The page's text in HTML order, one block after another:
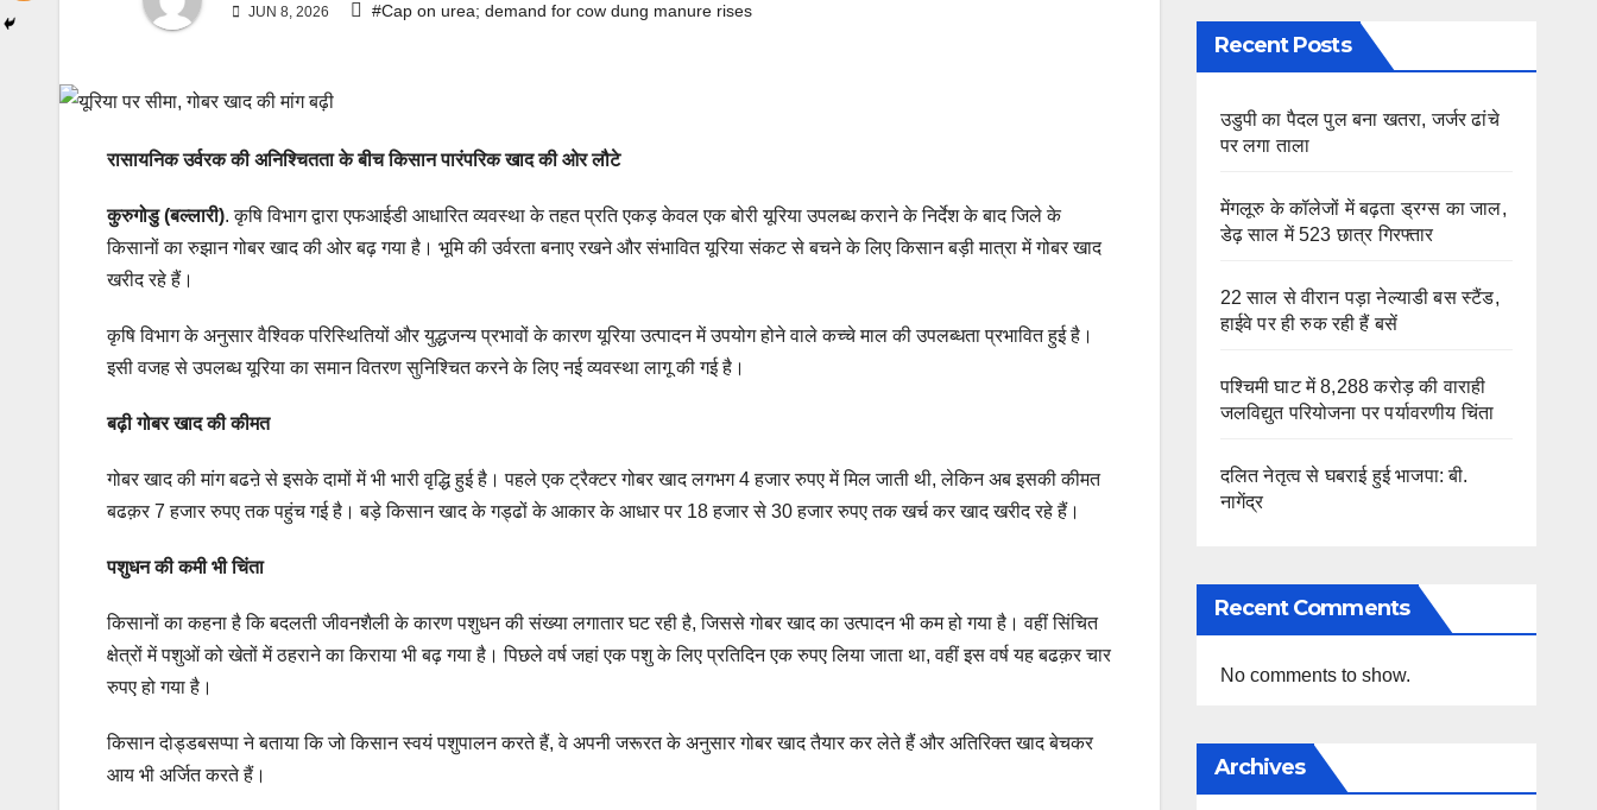
JUN 8, 2026 #Cap on urea; demand for cow dung manure rises
रासायनिक उर्वरक की अनिश्चितता के बीच किसान पारंपरिक खाद की ओर लौटे
कुरुगोडु (बल्लारी). कृषि विभाग द्वारा एफआईडी आधारित व्यवस्था के तहत प्रति एकड़ केवल एक बोरी यूरिया उपलब्ध कराने के निर्देश के बाद जिले के
किसानों का रुझान गोबर खाद की ओर बढ़ गया है। भूमि की उर्वरता बनाए रखने और संभावित यूरिया संकट से बचने के लिए किसान बड़ी मात्रा में गोबर खाद
खरीद रहे हैं।
कृषि विभाग के अनुसार वैश्विक परिस्थितियों और युद्धजन्य प्रभावों के कारण यूरिया उत्पादन में उपयोग होने वाले कच्चे माल की उपलब्धता प्रभावित हुई है।
इसी वजह से उपलब्ध यूरिया का समान वितरण सुनिश्चित करने के लिए नई व्यवस्था लागू की गई है।
बढ़ी गोबर खाद की कीमत
गोबर खाद की मांग बढऩे से इसके दामों में भी भारी वृद्धि हुई है। पहले एक ट्रैक्टर गोबर खाद लगभग 4 हजार रुपए में मिल जाती थी, लेकिन अब इसकी कीमत
बढक़र 7 हजार रुपए तक पहुंच गई है। बड़े किसान खाद के गड्ढों के आकार के आधार पर 18 हजार से 30 हजार रुपए तक खर्च कर खाद खरीद रहे हैं।
पशुधन की कमी भी चिंता
किसानों का कहना है कि बदलती जीवनशैली के कारण पशुधन की संख्या लगातार घट रही है, जिससे गोबर खाद का उत्पादन भी कम हो गया है। वहीं सिंचित
क्षेत्रों में पशुओं को खेतों में ठहराने का किराया भी बढ़ गया है। पिछले वर्ष जहां एक पशु के लिए प्रतिदिन एक रुपए लिया जाता था, वहीं इस वर्ष यह बढक़र चार
रुपए हो गया है।
किसान दोड्डबसप्पा ने बताया कि जो किसान स्वयं पशुपालन करते हैं, वे अपनी जरूरत के अनुसार गोबर खाद तैयार कर लेते हैं और अतिरिक्त खाद बेचकर
आय भी अर्जित करते हैं।
Recent Posts
उडुपी का पैदल पुल बना खतरा, जर्जर ढांचे
पर लगा ताला
मेंगलूरु के कॉलेजों में बढ़ता ड्रग्स का जाल,
डेढ़ साल में 523 छात्र गिरफ्तार
22 साल से वीरान पड़ा नेल्याडी बस स्टैंड,
हाईवे पर ही रुक रही हैं बसें
पश्चिमी घाट में 8,288 करोड़ की वाराही
जलविद्युत परियोजना पर पर्यावरणीय चिंता
दलित नेतृत्व से घबराई हुई भाजपा: बी.
नागेंद्र
Recent Comments
No comments to show.
Archives